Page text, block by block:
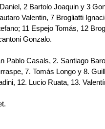
2 Bartolo Joaquin y 3
Valentin, 7 Brogliatti
11 Espejo Tomás, 12
Gonzalo.
Pablo Casals, 2.⁠ ⁠Santiago
7.⁠ ⁠Tomás Longo y 8.⁠
12.⁠ ⁠Lucio Ruata, 13.⁠